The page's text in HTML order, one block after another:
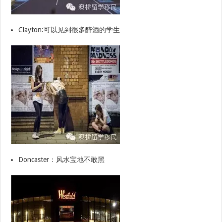
Clayton:可以见到很多醉酒的学生
Doncaster：风水宝地不敢黑